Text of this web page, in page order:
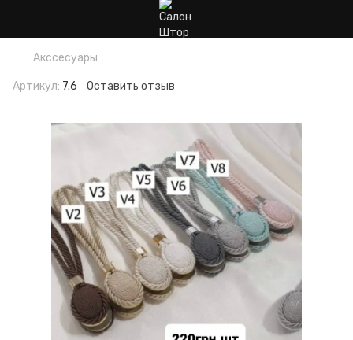
Акссесуары
Артикул: 7.6 Оставить отзыв